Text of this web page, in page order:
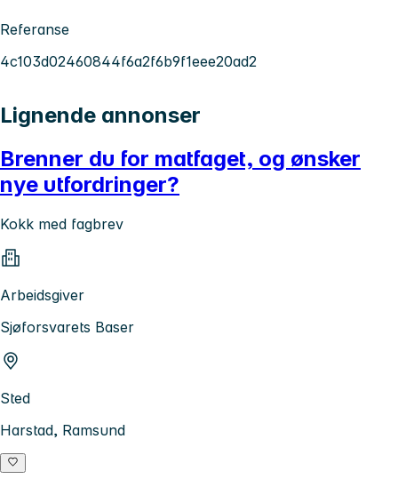
Referanse
4c103d02460844f6a2f6b9f1eee20ad2
Lignende annonser
Brenner du for matfaget, og ønsker
nye utfordringer?
Kokk med fagbrev
Arbeidsgiver
Sjøforsvarets Baser
Sted
Harstad, Ramsund